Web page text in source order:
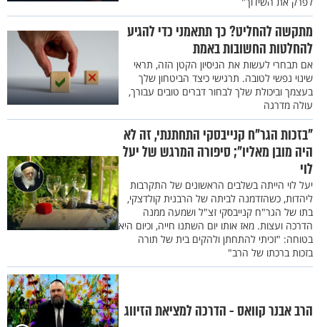
מתקשה להחליט? כך תתאמני כדי להגיע
להחלטות החשובות באמת
אם תבחרי לעשות את הניסיון הקטן הזה, תראי
שינוי נפשי לטובה. תרגישי כיצד הביטחון שלך
בעצמך וביכולת שלך לבחור דברים טובים עבורך,
עולה מדרגה
"בזכות הגר"ח קנייבסקי התחתנתי, זה לא
היה מובן מאליו"; סיפורה המרגש של יעל
לוי
יעל לוי הייתה בשלבים הראשונים של התקרבות
ליהדות, כשהזדמנה לביתה של הרבנית קולדצקי,
בתו של הגר"ח קנייבסקי זצ"ל ושמעה ממנה
הדרכה ועצות. מאז אותו יום השתנו חייה, וכיום היא
בטוחה: "זכיתי להתחתן ולהקים בית של תורה
בזכות ברכתו של הרב"
הרב אבנר קוואס - הדרכה למציאת הזיווג